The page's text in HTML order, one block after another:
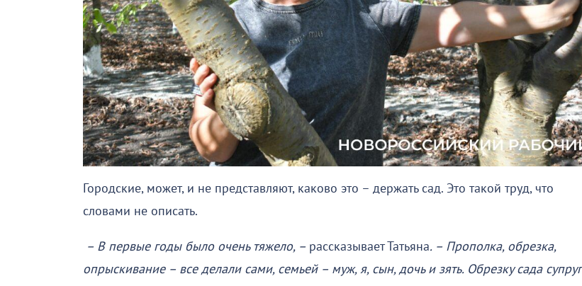
Городские, может, и не представляют, каково это – держать сад. Это такой труд, что
словами не описать.
– В первые годы было очень тяжело, – рассказывает Татьяна. – Прополка, обрезка,
опрыскивание – все делали сами, семьей – муж, я, сын, дочь и зять. Обрезку сада супруг